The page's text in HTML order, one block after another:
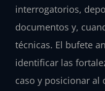
interrogatorios,
documentos y,
técnicas. El bufete
identificar las
caso y posicionar al